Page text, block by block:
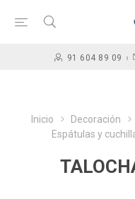
91 604 89 09
Inicio Decoración
Espátulas y